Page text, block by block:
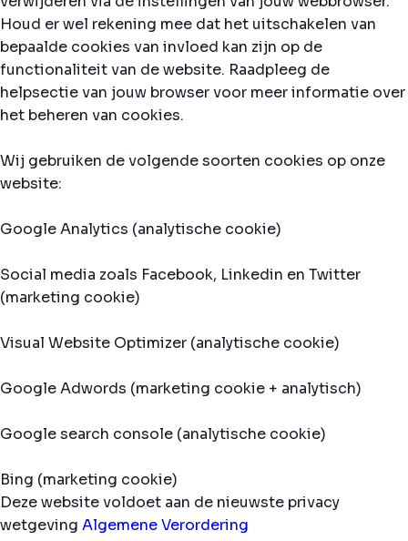
Houd er wel rekening mee dat het uitschakelen van
bepaalde cookies van invloed kan zijn op de
functionaliteit van de website. Raadpleeg de
helpsectie van jouw browser voor meer informatie over
het beheren van cookies.
Wij gebruiken de volgende soorten cookies op onze
website:
Google Analytics (analytische cookie)
Social media zoals Facebook, Linkedin en Twitter
(marketing cookie)
Visual Website Optimizer (analytische cookie)
Google Adwords (marketing cookie + analytisch)
Google search console (analytische cookie)
Bing (marketing cookie)
Deze website voldoet aan de nieuwste privacy
wetgeving Algemene Verordering